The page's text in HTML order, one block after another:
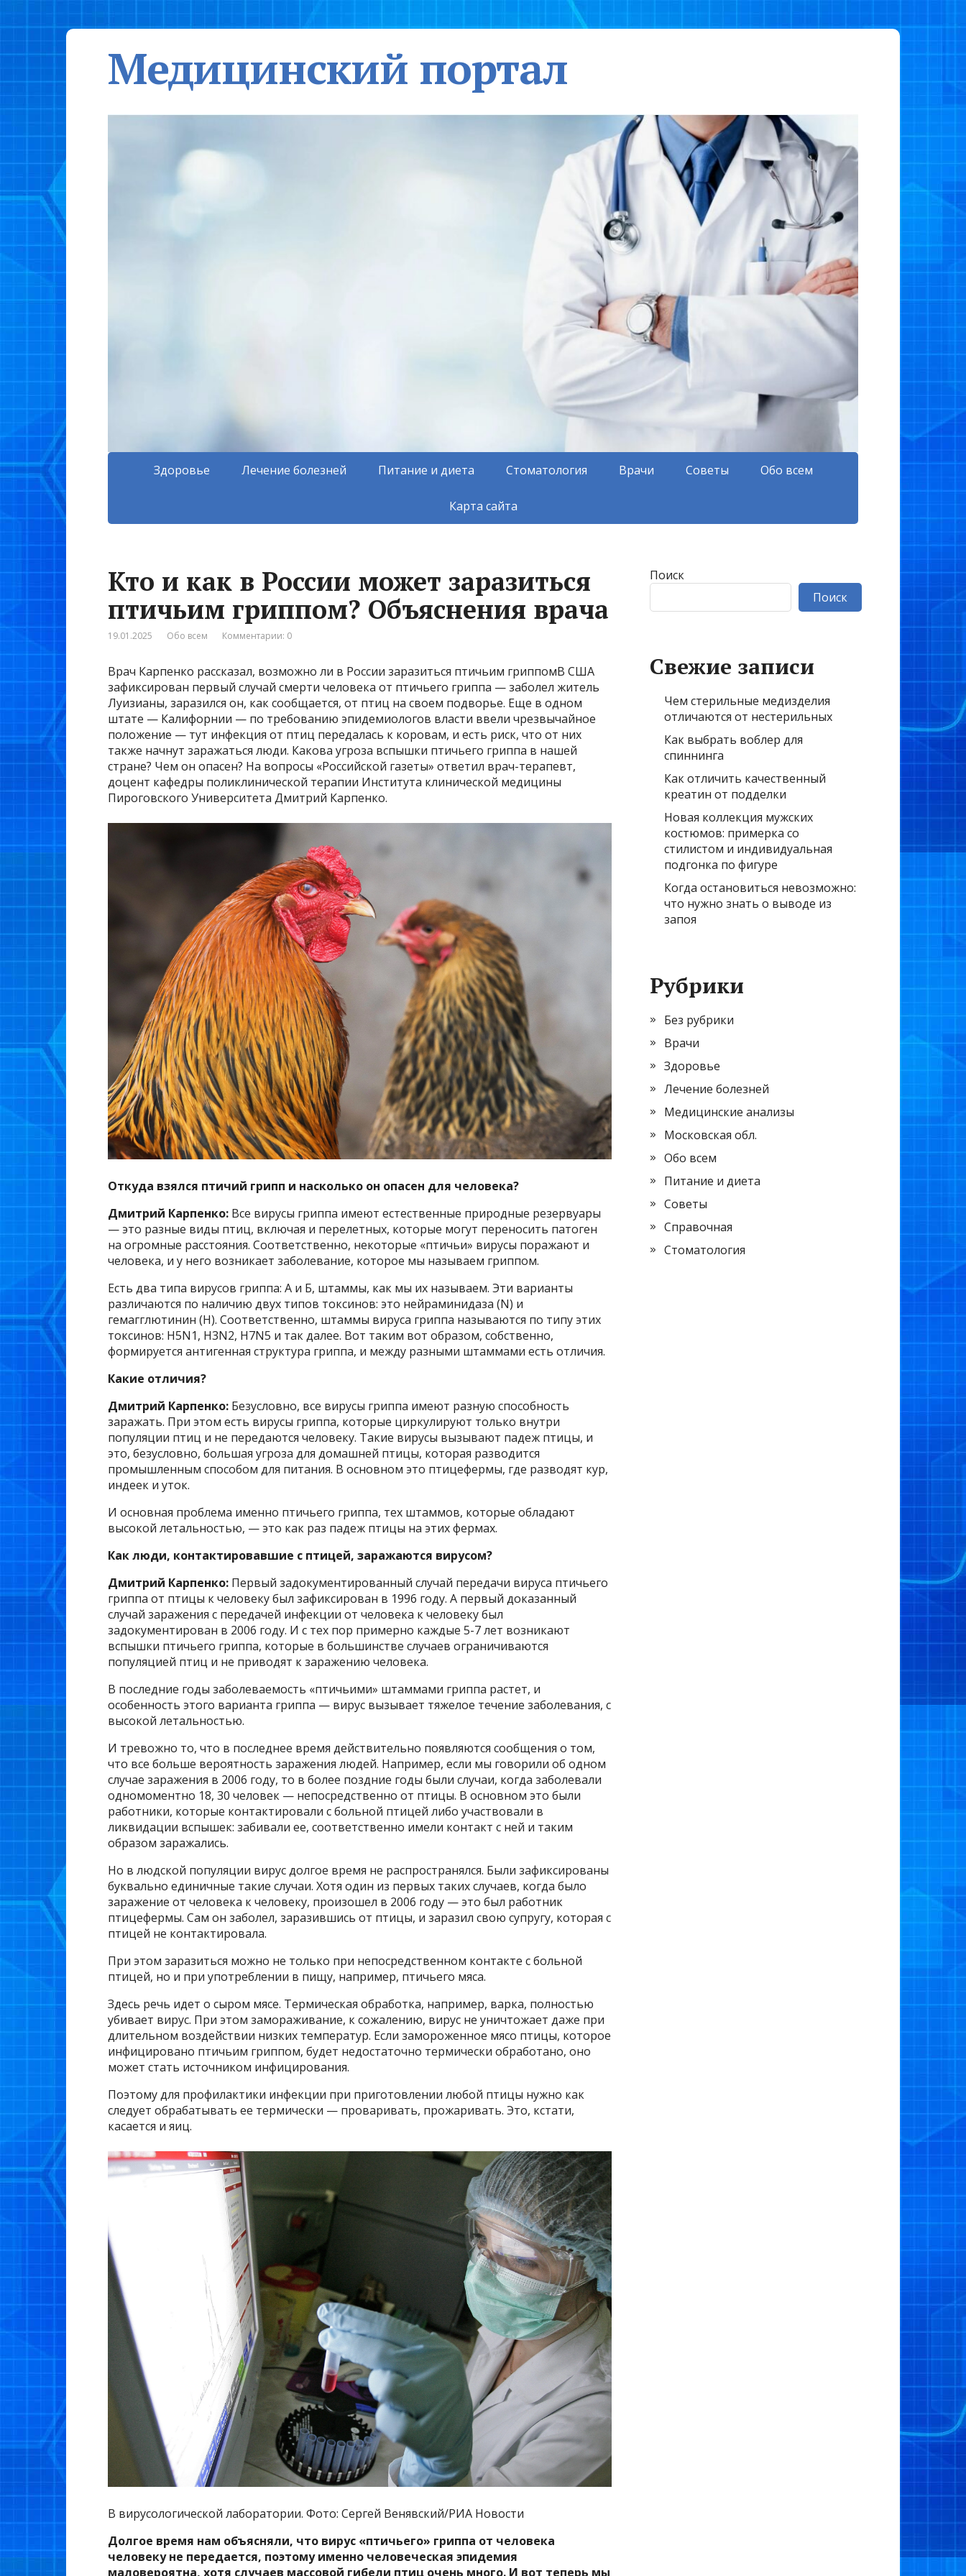
Медицинский портал
Здоровье Лечение болезней Питание и диета Стоматология Врачи Советы Обо всем
Карта сайта
Кто и как в России может заразиться
птичьим гриппом? Объяснения врача
19.01.2025 Обо всем Комментарии: 0
Врач Карпенко рассказал, возможно ли в России заразиться птичьим гриппомВ США
зафиксирован первый случай смерти человека от птичьего гриппа — заболел житель
Луизианы, заразился он, как сообщается, от птиц на своем подворье. Еще в одном
штате — Калифорнии — по требованию эпидемиологов власти ввели чрезвычайное
положение — тут инфекция от птиц передалась к коровам, и есть риск, что от них
также начнут заражаться люди. Какова угроза вспышки птичьего гриппа в нашей
стране? Чем он опасен? На вопросы «Российской газеты» ответил врач-терапевт,
доцент кафедры поликлинической терапии Института клинической медицины
Пироговского Университета Дмитрий Карпенко.
Откуда взялся птичий грипп и насколько он опасен для человека?
Дмитрий Карпенко: Все вирусы гриппа имеют естественные природные резервуары
— это разные виды птиц, включая и перелетных, которые могут переносить патоген
на огромные расстояния. Соответственно, некоторые «птичьи» вирусы поражают и
человека, и у него возникает заболевание, которое мы называем гриппом.
Есть два типа вирусов гриппа: А и Б, штаммы, как мы их называем. Эти варианты
различаются по наличию двух типов токсинов: это нейраминидаза (N) и
гемагглютинин (H). Соответственно, штаммы вируса гриппа называются по типу этих
токсинов: H5N1, H3N2, H7N5 и так далее. Вот таким вот образом, собственно,
формируется антигенная структура гриппа, и между разными штаммами есть отличия.
Какие отличия?
Дмитрий Карпенко: Безусловно, все вирусы гриппа имеют разную способность
заражать. При этом есть вирусы гриппа, которые циркулируют только внутри
популяции птиц и не передаются человеку. Такие вирусы вызывают падеж птицы, и
это, безусловно, большая угроза для домашней птицы, которая разводится
промышленным способом для питания. В основном это птицефермы, где разводят кур,
индеек и уток.
И основная проблема именно птичьего гриппа, тех штаммов, которые обладают
высокой летальностью, — это как раз падеж птицы на этих фермах.
Как люди, контактировавшие с птицей, заражаются вирусом?
Дмитрий Карпенко: Первый задокументированный случай передачи вируса птичьего
гриппа от птицы к человеку был зафиксирован в 1996 году. А первый доказанный
случай заражения с передачей инфекции от человека к человеку был
задокументирован в 2006 году. И с тех пор примерно каждые 5-7 лет возникают
вспышки птичьего гриппа, которые в большинстве случаев ограничиваются
популяцией птиц и не приводят к заражению человека.
В последние годы заболеваемость «птичьими» штаммами гриппа растет, и
особенность этого варианта гриппа — вирус вызывает тяжелое течение заболевания, с
высокой летальностью.
И тревожно то, что в последнее время действительно появляются сообщения о том,
что все больше вероятность заражения людей. Например, если мы говорили об одном
случае заражения в 2006 году, то в более поздние годы были случаи, когда заболевали
одномоментно 18, 30 человек — непосредственно от птицы. В основном это были
работники, которые контактировали с больной птицей либо участвовали в
ликвидации вспышек: забивали ее, соответственно имели контакт с ней и таким
образом заражались.
Но в людской популяции вирус долгое время не распространялся. Были зафиксированы
буквально единичные такие случаи. Хотя один из первых таких случаев, когда было
заражение от человека к человеку, произошел в 2006 году — это был работник
птицефермы. Сам он заболел, заразившись от птицы, и заразил свою супругу, которая с
птицей не контактировала.
При этом заразиться можно не только при непосредственном контакте с больной
птицей, но и при употреблении в пищу, например, птичьего мяса.
Здесь речь идет о сыром мясе. Термическая обработка, например, варка, полностью
убивает вирус. При этом замораживание, к сожалению, вирус не уничтожает даже при
длительном воздействии низких температур. Если замороженное мясо птицы, которое
инфицировано птичьим гриппом, будет недостаточно термически обработано, оно
может стать источником инфицирования.
Поэтому для профилактики инфекции при приготовлении любой птицы нужно как
следует обрабатывать ее термически — проваривать, прожаривать. Это, кстати,
касается и яиц.
В вирусологической лаборатории. Фото: Сергей Венявский/РИА Новости
Долгое время нам объясняли, что вирус «птичьего» гриппа от человека
человеку не передается, поэтому именно человеческая эпидемия
маловероятна, хотя случаев массовой гибели птиц очень много. И вот теперь мы
Поиск
Поиск
Свежие записи
Чем стерильные медизделия
отличаются от нестерильных
Как выбрать воблер для
спиннинга
Как отличить качественный
креатин от подделки
Новая коллекция мужских
костюмов: примерка со
стилистом и индивидуальная
подгонка по фигуре
Когда остановиться невозможно:
что нужно знать о выводе из
запоя
Рубрики
Без рубрики
Врачи
Здоровье
Лечение болезней
Медицинские анализы
Московская обл.
Обо всем
Питание и диета
Советы
Справочная
Стоматология